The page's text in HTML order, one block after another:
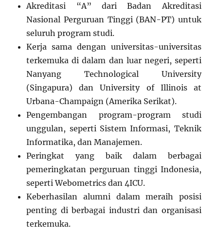
Akreditasi “A” dari Badan Akreditasi
Nasional Perguruan Tinggi (BAN-PT) untuk
seluruh program studi.
Kerja sama dengan universitas-universitas
terkemuka di dalam dan luar negeri, seperti
Nanyang Technological University
(Singapura) dan University of Illinois at
Urbana-Champaign (Amerika Serikat).
Pengembangan program-program studi
unggulan, seperti Sistem Informasi, Teknik
Informatika, dan Manajemen.
Peringkat yang baik dalam berbagai
pemeringkatan perguruan tinggi Indonesia,
seperti Webometrics dan 4ICU.
Keberhasilan alumni dalam meraih posisi
penting di berbagai industri dan organisasi
terkemuka.